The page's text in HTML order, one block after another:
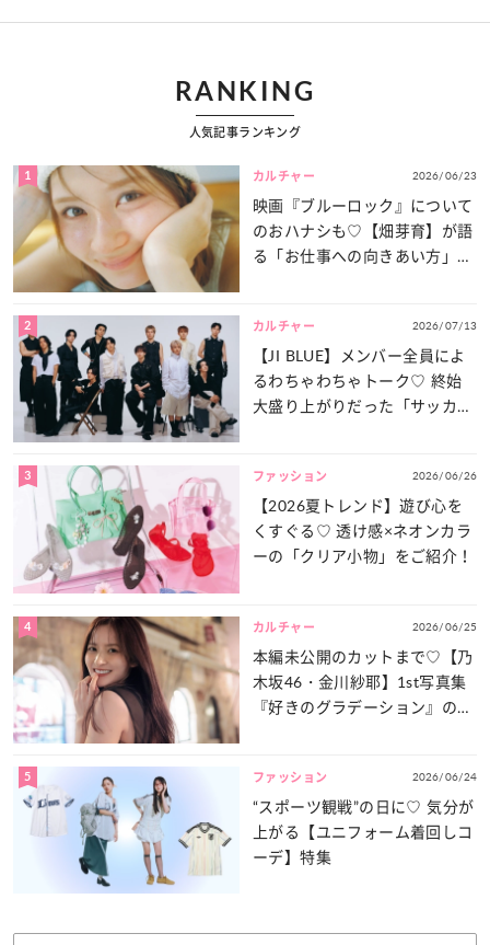
RANKING
人気記事ランキング
1 カルチャー 2026/06/23
映画『ブルーロック』について
のおハナシも♡【畑芽育】が語
る「お仕事への向きあい方」と
2 カルチャー 2026/07/13
【JI BLUE】メンバー全員によ
るわちゃわちゃトーク♡ 終始
大盛り上がりだった「サッカー
3 ファッション 2026/06/26
【2026夏トレンド】遊び心を
くすぐる♡ 透け感×ネオンカラ
ーの「クリア小物」をご紹介！
4 カルチャー 2026/06/25
本編未公開のカットまで♡【乃
木坂46・金川紗耶】1st写真集
『好きのグラデーション』の魅
5 ファッション 2026/06/24
“スポーツ観戦”の日に♡ 気分が
上がる【ユニフォーム着回しコ
ーデ】特集